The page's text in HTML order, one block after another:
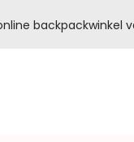
backpackwinkel